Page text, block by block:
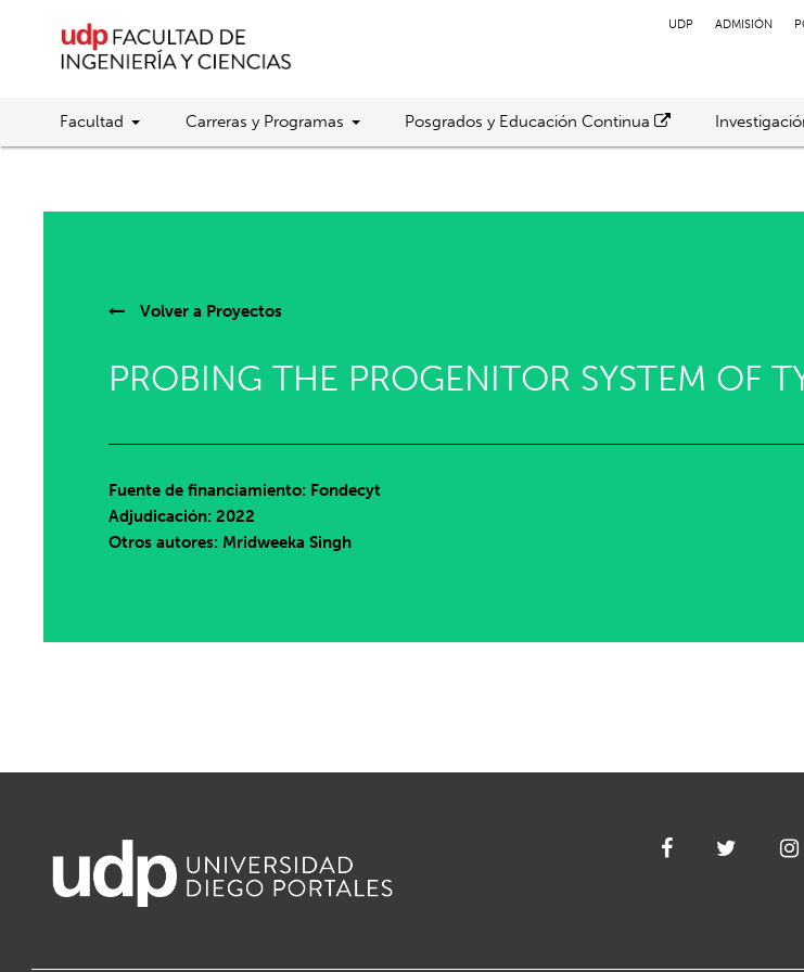
UDP ADMISIÓN
Facultad Carreras y Programas Posgrados y Educación Continua
Volver a Proyectos
PROBING THE PROGENITOR SYSTEM OF
Fuente de financiamiento: Fondecyt
Adjudicación: 2022
Otros autores: Mridweeka Singh